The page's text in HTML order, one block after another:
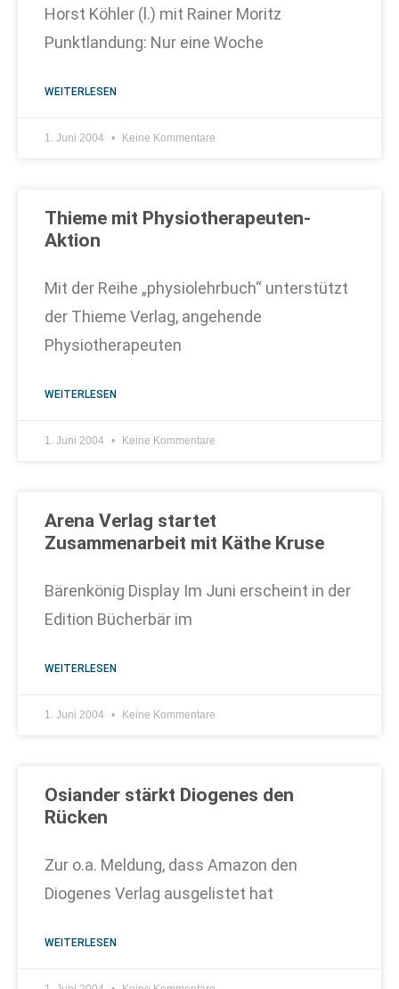
Horst Köhler (l.) mit Rainer Moritz
Punktlandung: Nur eine Woche
WEITERLESEN
1. Juni 2004 Keine Kommentare
Thieme mit Physiotherapeuten-
Aktion
Mit der Reihe „physiolehrbuch“ unterstützt
der Thieme Verlag, angehende
Physiotherapeuten
WEITERLESEN
1. Juni 2004 Keine Kommentare
Arena Verlag startet
Zusammenarbeit mit Käthe Kruse
Bärenkönig Display Im Juni erscheint in der
Edition Bücherbär im
WEITERLESEN
1. Juni 2004 Keine Kommentare
Osiander stärkt Diogenes den
Rücken
Zur o.a. Meldung, dass Amazon den
Diogenes Verlag ausgelistet hat
WEITERLESEN